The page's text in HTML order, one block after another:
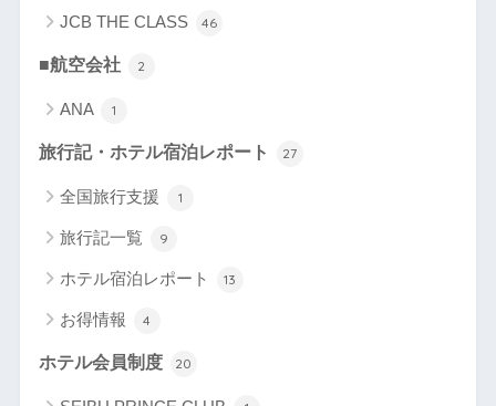
JCB THE CLASS 46
■航空会社 2
ANA 1
旅行記・ホテル宿泊レポート 27
全国旅行支援 1
旅行記一覧 9
ホテル宿泊レポート 13
お得情報 4
ホテル会員制度 20